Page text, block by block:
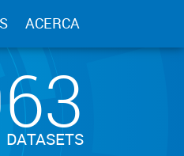
ACERCA
DATASETS